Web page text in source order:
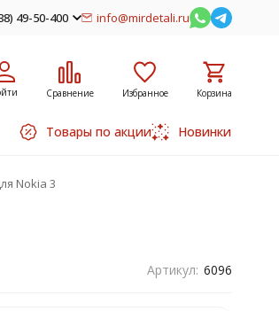
49-50-400 info@mirdetali.ru
Сравнение Избранное Корзина
Товары по акции Новинки
Nokia 3
Артикул: 6096